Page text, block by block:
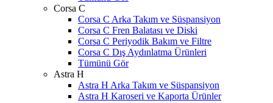
Corsa C
Corsa C Arka Takım ve Süspansiyon
Corsa C Fren Balatası ve Diski
Corsa C Periyodik Bakım ve Filtre
Corsa C Dış Aydınlatma Ürünleri
Tümünü Gör
Astra H
Astra H Arka Takım ve Süspansiyon
Astra H Karoseri ve Kaporta Ürünler